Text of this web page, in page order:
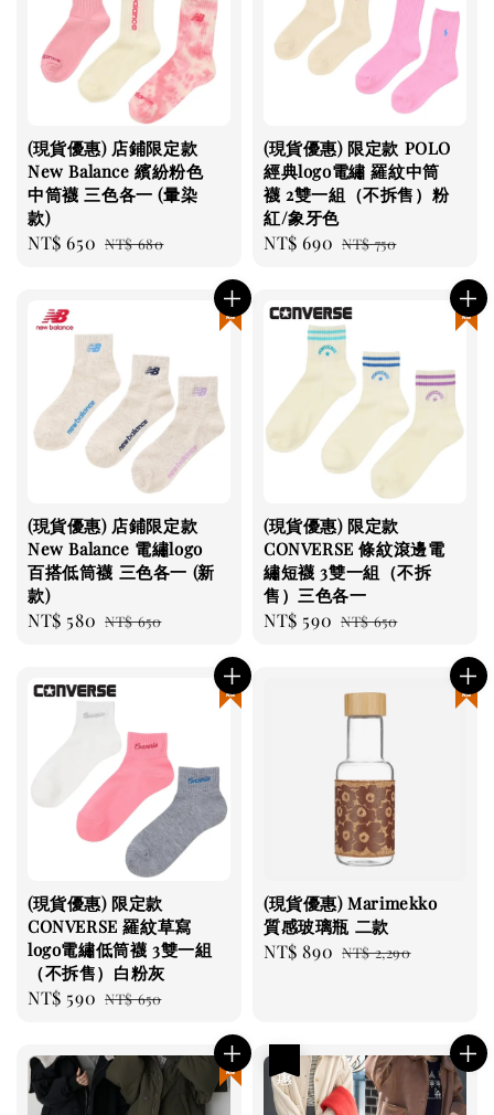
(現貨優惠) 店鋪限定款
New Balance 繽紛粉色
中筒襪 三色各一 (暈染
款)
Sale
NT$ 650 Regular
NT$ 680
(現貨優惠) 限定款 POLO
經典logo電繡 羅紋中筒
襪 2雙一組（不拆售）粉
紅/象牙色
Sale
NT$ 690 Regular
NT$ 750
(現貨優惠) 店鋪限定款
New Balance 電繡logo
百搭低筒襪 三色各一 (新
款)
Sale
NT$ 580 Regular
NT$ 650
(現貨優惠) 限定款
CONVERSE 條紋滾邊電
繡短襪 3雙一組（不拆
售）三色各一
Sale
NT$ 590 Regular
NT$ 650
(現貨優惠) 限定款
CONVERSE 羅紋草寫
logo電繡低筒襪 3雙一組
（不拆售）白粉灰
Sale
NT$ 590 Regular
NT$ 650
(現貨優惠) Marimekko
質感玻璃瓶 二款
Sale
NT$ 890 Regular
NT$ 2,290